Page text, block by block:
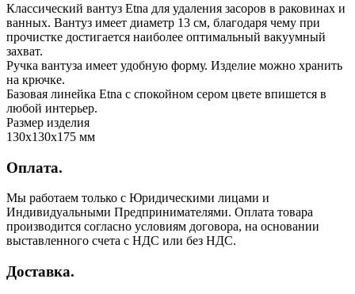
Классический вантуз Etna для удаления засоров в раковинах и
ванных. Вантуз имеет диаметр 13 см, благодаря чему при
прочистке достигается наиболее оптимальный вакуумный
захват.
Ручка вантуза имеет удобную форму. Изделие можно хранить
на крючке.
Базовая линейка Etna с спокойном сером цвете впишется в
любой интерьер.
Размер изделия
130x130x175 мм
Оплата.
Мы работаем только с Юридическими лицами и
Индивидуальными Предпринимателями. Оплата товара
производится согласно условиям договора, на основании
выставленного счета с НДС или без НДС.
Доставка.